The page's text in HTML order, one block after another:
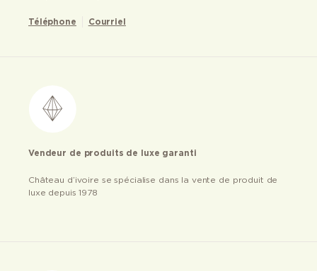
Téléphone Courriel
Vendeur de produits de luxe garanti
Château d’ivoire se spécialise dans la vente de produit de
luxe depuis 1978